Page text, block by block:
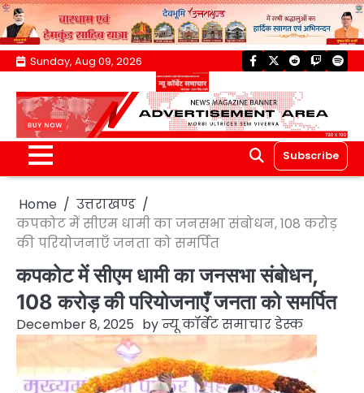
Skip
content
Sunday, Aug 09, 2026 facebook
twitterreddittwitch
Subscribe
Home
उत्तराखण्ड
कपकोट में सीएम धामी का जनसभा संबोधन, 108 करोड़
की परियोजनाएँ जनता को समर्पित
कपकोट में सीएम धामी का जनसभा संबोधन,
108 करोड़ की परियोजनाएँ जनता को समर्पित
December 8, 2025 byन्यू कॉर्बेट समाचार डेस्क